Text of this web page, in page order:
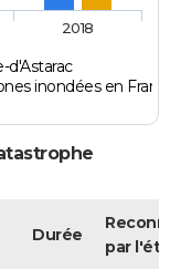
d'Astarac
inondées en
2018
Durée
par